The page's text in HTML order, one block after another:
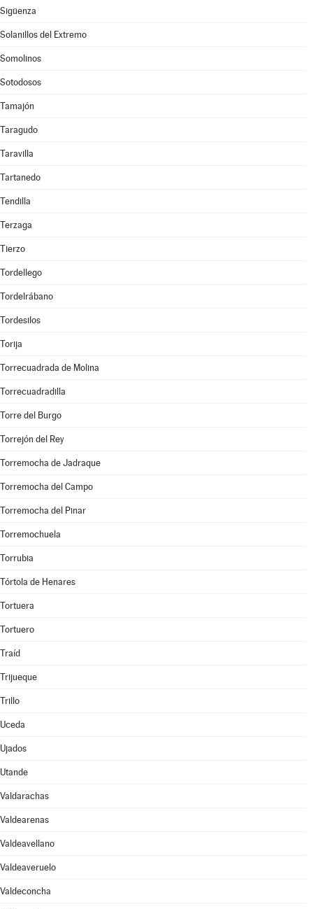
Sigüenza
Solanillos del Extremo
Somolinos
Sotodosos
Tamajón
Taragudo
Taravilla
Tartanedo
Tendilla
Terzaga
Tierzo
Tordellego
Tordelrábano
Tordesilos
Torija
Torrecuadrada de Molina
Torrecuadradilla
Torre del Burgo
Torrejón del Rey
Torremocha de Jadraque
Torremocha del Campo
Torremocha del Pinar
Torremochuela
Torrubia
Tórtola de Henares
Tortuera
Tortuero
Traíd
Trijueque
Trillo
Uceda
Ujados
Utande
Valdarachas
Valdearenas
Valdeavellano
Valdeaveruelo
Valdeconcha